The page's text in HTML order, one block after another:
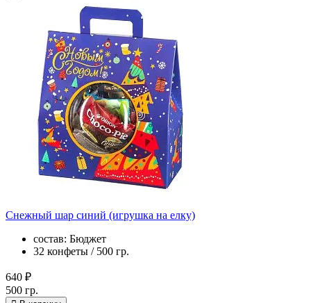
Снежный шар синий (игрушка на елку)
состав: Бюджет
32 конфеты / 500 гр.
640 ₽
500 гр.